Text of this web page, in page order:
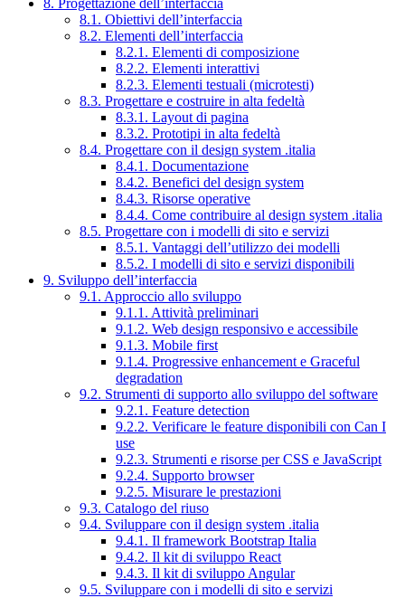
8. Progettazione dell’interfaccia
8.1. Obiettivi dell’interfaccia
8.2. Elementi dell’interfaccia
8.2.1. Elementi di composizione
8.2.2. Elementi interattivi
8.2.3. Elementi testuali (microtesti)
8.3. Progettare e costruire in alta fedeltà
8.3.1. Layout di pagina
8.3.2. Prototipi in alta fedeltà
8.4. Progettare con il design system .italia
8.4.1. Documentazione
8.4.2. Benefici del design system
8.4.3. Risorse operative
8.4.4. Come contribuire al design system .italia
8.5. Progettare con i modelli di sito e servizi
8.5.1. Vantaggi dell’utilizzo dei modelli
8.5.2. I modelli di sito e servizi disponibili
9. Sviluppo dell’interfaccia
9.1. Approccio allo sviluppo
9.1.1. Attività preliminari
9.1.2. Web design responsivo e accessibile
9.1.3. Mobile first
9.1.4. Progressive enhancement e Graceful
degradation
9.2. Strumenti di supporto allo sviluppo del software
9.2.1. Feature detection
9.2.2. Verificare le feature disponibili con Can I
use
9.2.3. Strumenti e risorse per CSS e JavaScript
9.2.4. Supporto browser
9.2.5. Misurare le prestazioni
9.3. Catalogo del riuso
9.4. Sviluppare con il design system .italia
9.4.1. Il framework Bootstrap Italia
9.4.2. Il kit di sviluppo React
9.4.3. Il kit di sviluppo Angular
9.5. Sviluppare con i modelli di sito e servizi